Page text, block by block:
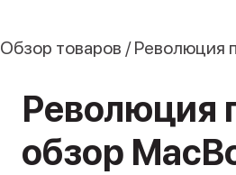
Обзор товаров /Революция
Революция
обзор